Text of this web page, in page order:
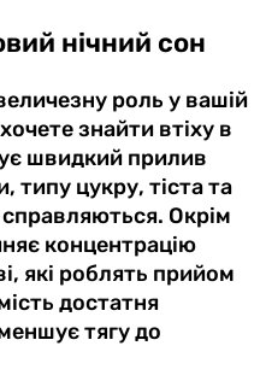
нічний сон
роль у вашій
знайти втіху в
швидкий прилив
типу цукру, тіста та
Окрім
концентрацію
які роблять прийом
достатня
тягу до